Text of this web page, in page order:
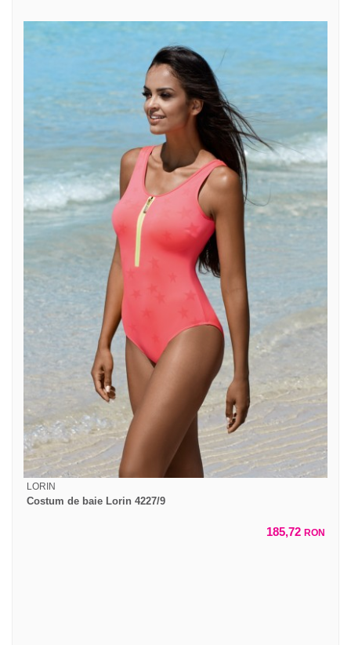
LORIN
Costum de baie Lorin 4227/9
185,72 RON